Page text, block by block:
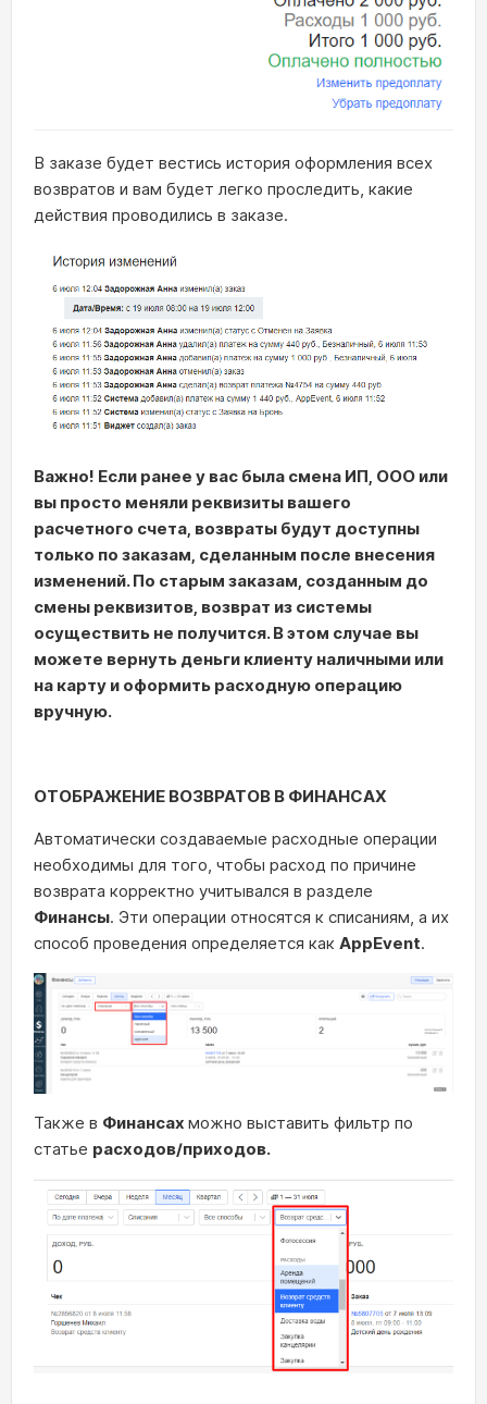
В заказе будет вестись история оформления всех
возвратов и вам будет легко проследить, какие
действия проводились в заказе.
Важно! Если ранее у вас была смена ИП, ООО или
вы просто меняли реквизиты вашего
расчетного счета, возвраты будут доступны
только по заказам, сделанным после внесения
изменений. По старым заказам, созданным до
смены реквизитов, возврат из системы
осуществить не получится. В этом случае вы
можете вернуть деньги клиенту наличными или
на карту и оформить расходную операцию
вручную.
ОТОБРАЖЕНИЕ ВОЗВРАТОВ В ФИНАНСАХ
Автоматически создаваемые расходные операции
необходимы для того, чтобы расход по причине
возврата корректно учитывался в разделе
Финансы. Эти операции относятся к списаниям, а их
способ проведения определяется как AppEvent.
Также в Финансах можно выставить фильтр по
статье расходов/приходов.